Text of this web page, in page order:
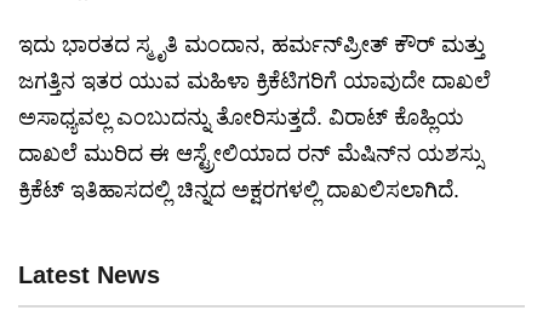
ಇದು ಭಾರತದ ಸ್ಮೃತಿ ಮಂದಾನ, ಹರ್ಮನ್‌ಪ್ರೀತ್ ಕೌರ್ ಮತ್ತು
ಜಗತ್ತಿನ ಇತರ ಯುವ ಮಹಿಳಾ ಕ್ರಿಕೆಟಿಗರಿಗೆ ಯಾವುದೇ ದಾಖಲೆ
ಅಸಾಧ್ಯವಲ್ಲ ಎಂಬುದನ್ನು ತೋರಿಸುತ್ತದೆ. ವಿರಾಟ್ ಕೊಹ್ಲಿಯ
ದಾಖಲೆ ಮುರಿದ ಈ ಆಸ್ಟ್ರೇಲಿಯಾದ ರನ್ ಮೆಷಿನ್‌ನ ಯಶಸ್ಸು
ಕ್ರಿಕೆಟ್ ಇತಿಹಾಸದಲ್ಲಿ ಚಿನ್ನದ ಅಕ್ಷರಗಳಲ್ಲಿ ದಾಖಲಿಸಲಾಗಿದೆ.
Latest News